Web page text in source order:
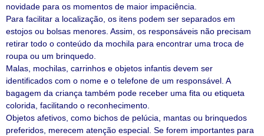
novidade para os momentos de maior impaciência.
Para facilitar a localização, os itens podem ser separados em
estojos ou bolsas menores. Assim, os responsáveis não precisam
retirar todo o conteúdo da mochila para encontrar uma troca de
roupa ou um brinquedo.
Malas, mochilas, carrinhos e objetos infantis devem ser
identificados com o nome e o telefone de um responsável. A
bagagem da criança também pode receber uma fita ou etiqueta
colorida, facilitando o reconhecimento.
Objetos afetivos, como bichos de pelúcia, mantas ou brinquedos
preferidos, merecem atenção especial. Se forem importantes para